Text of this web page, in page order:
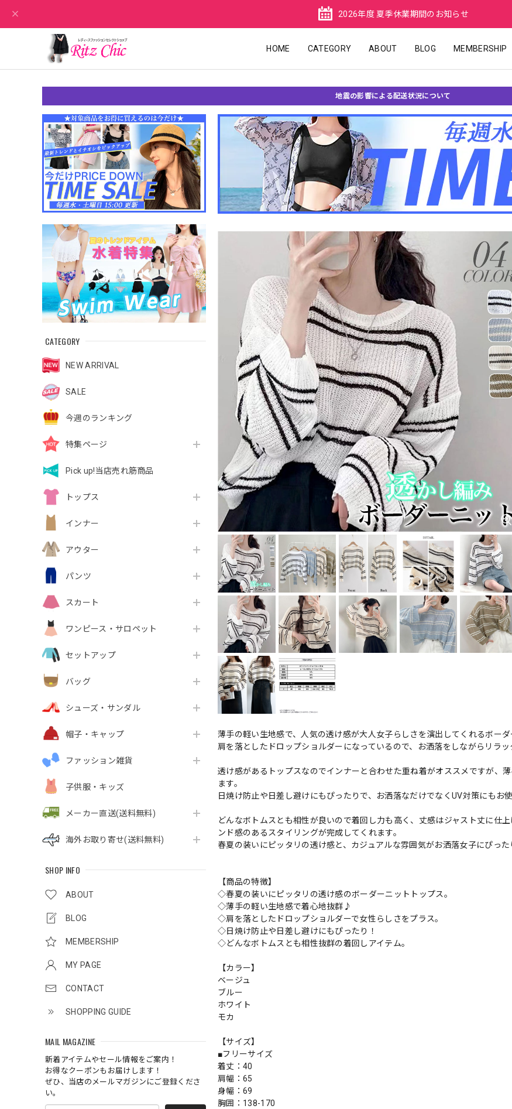
2026年度 夏季休業期間のお知らせ
HOME CATEGORY ABOUT BLOG MEMBERSHIP
地震の影響による配送状況について
CATEGORY
NEW ARRIVAL
SALE
今週のランキング
特集ページ
Pick up!当店売れ筋商品
トップス
インナー
アウター
パンツ
スカート
ワンピース・サロペット
セットアップ
バッグ
シューズ・サンダル
帽子・キャップ
ファッション雑貨
子供服・キッズ
メーカー直送(送料無料)
海外お取り寄せ(送料無料)
SHOP INFO
ABOUT
BLOG
MEMBERSHIP
MY PAGE
CONTACT
SHOPPING GUIDE
MAIL MAGAZINE
新着アイテムやセール情報をご案内！
お得なクーポンもお届けします！
ぜひ、当店のメールマガジンにご登録くださ
い。
薄手の軽い生地感で、人気の透け感が大人女子らしさを演出してくれるボーダ
肩を落としたドロップショルダーになっているので、お洒落をしながらリラ
透け感があるトップスなのでインナーと合わせた重ね着がオススメですが、
ます。
日焼け防止や日差し避けにもぴったりで、お洒落なだけでなくUV対策にもお
どんなボトムスとも相性が良いので着回し力も高く、丈感はジャスト丈に仕
ンド感のあるスタイリングが完成してくれます。
春夏の装いにピッタリの透け感と、カジュアルな雰囲気がお洒落女子にぴった
【商品の特徴】
◇春夏の装いにピッタリの透け感のボーダーニットトップス。
◇薄手の軽い生地感で着心地抜群♪
◇肩を落としたドロップショルダーで女性らしさをプラス。
◇日焼け防止や日差し避けにもぴったり！
◇どんなボトムスとも相性抜群の着回しアイテム。
【カラー】
ベージュ
ブルー
ホワイト
モカ
【サイズ】
■フリーサイズ
着丈：40
肩幅：65
身幅：69
胸囲：138-170